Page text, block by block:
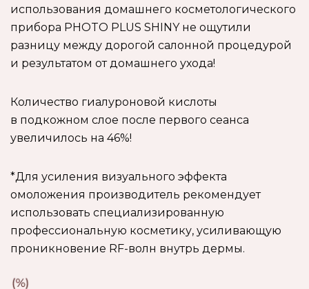
использования домашнего косметологического
прибора PHOTO PLUS SHINY не ощутили
разницу между дорогой салонной процедурой
и результатом от домашнего ухода!
Количество гиалуроновой кислоты
в подкожном слое после первого сеанса
увеличилось на 46%!
*Для усиления визуального эффекта
омоложения производитель рекомендует
использовать специализированную
профессиональную косметику, усиливающую
проникновение RF-волн внутрь дермы.